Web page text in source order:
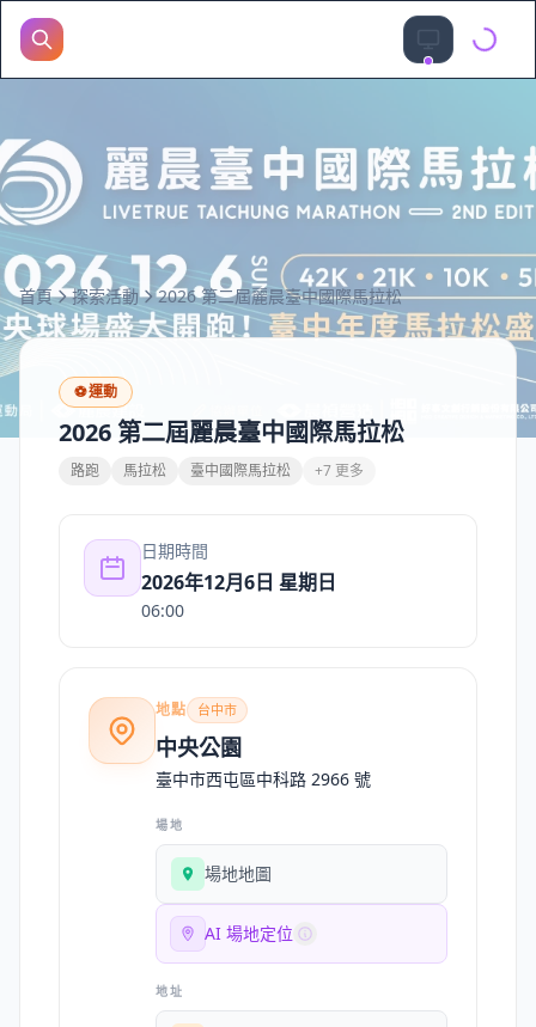
首頁 探索活動 2026 第二屆麗晨臺中國際馬拉松
⚽運動
2026 第二屆麗晨臺中國際馬拉松
路跑 馬拉松 臺中國際馬拉松 +7 更多
日期時間
2026年12月6日 星期日
06:00
地點 台中市
中央公園
臺中市西屯區中科路 2966 號
場地
場地地圖
AI 場地定位
地址